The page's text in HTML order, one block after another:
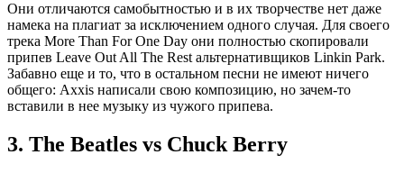
Они отличаются самобытностью и в их творчестве нет даже
намека на плагиат за исключением одного случая. Для своего
трека More Than For One Day они полностью скопировали
припев Leave Out All The Rest альтернативщиков Linkin Park.
Забавно еще и то, что в остальном песни не имеют ничего
общего: Axxis написали свою композицию, но зачем-то
вставили в нее музыку из чужого припева.
3. The Beatles vs Chuck Berry